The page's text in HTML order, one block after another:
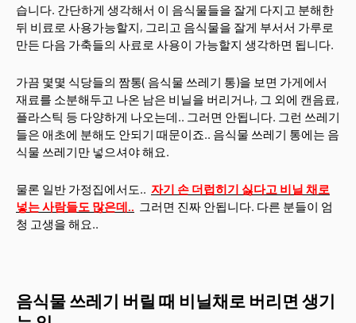
습니다. 간단하게 생각해서 이 음식물들을 잘게 다지고 분해한
뒤 비료로 사용가능할지, 그리고 음식물을 잘게 부서서 가루로
만든 다음 가축들의 사료로 사용이 가능할지 생각하면 됩니다.
가끔 몇몇 식당들의 짬통( 음식물 쓰레기 통)을 보면 가게에서
재료를 소분해두고 나온 남은 비닐을 버리거나, 그 외에 캔음료,
플라스틱 등 다양하게 나오는데.. 그러면 안됩니다. 그런 쓰레기
들은 애초에 분해도 안되기 때문이죠.. 음식물 쓰레기 통에는 음
식물 쓰레기만 넣으셔야 해요.
물론 일반 가정집에서도.. 자기 손 더럽히기 싫다고 비닐 채로
넣는 사람들도 많은데.. 그러면 진짜 안됩니다. 다른 분들이 엄
청 고생을 해요..
음식물 쓰레기 버릴 때 비닐채로 버리면 생기